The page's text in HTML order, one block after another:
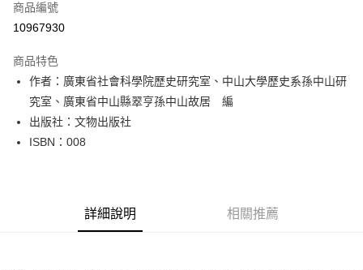
超商取貨付款
Apple Pay
街口支付
悠遊付
商品編號
10967930
商品特色
作者：廣東省社會科學院歷史研究室、中山大學歷史系孫中山研
究室、廣東省中山縣翠亨孫中山故居 編
出版社：文物出版社
ISBN：008
詳細說明 相關推薦